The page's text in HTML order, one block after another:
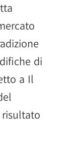
di
a Il